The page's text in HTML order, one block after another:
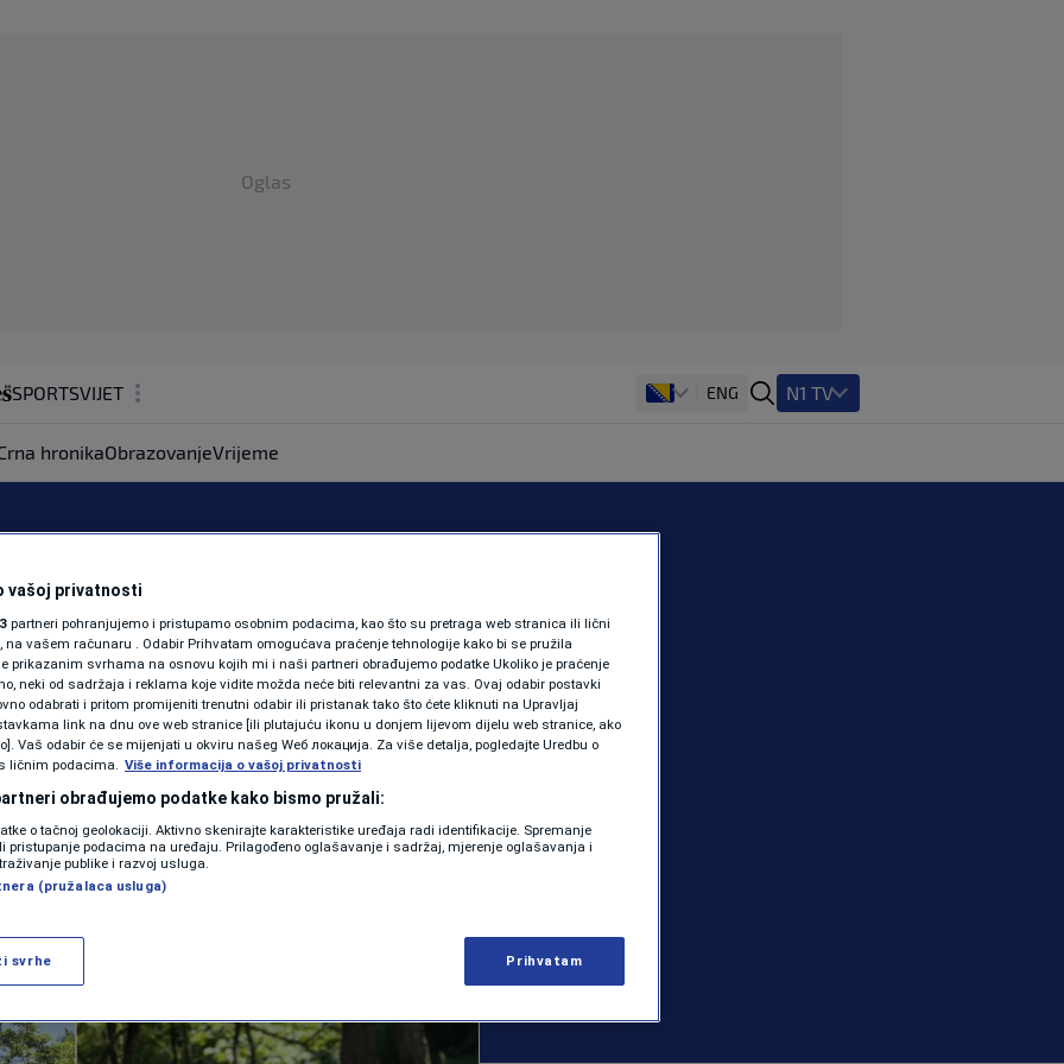
Oglas
SPORTSVIJET
ZDRAVLJE
SHOWBIZ
PODCAST
N1 SPECIJAL
FENOMENI
NEISTRAŽENO
VIRALNO
VIDEO
ENG N1 TV
hronikaObrazovanjeVrijeme
halu za
Donji Vakuf
područja
VIJESTI | 0 komentara
vašoj privatnosti
partneri pohranjujemo i pristupamo osobnim podacima, kao što su pretraga web stranica ili lični
na vašem računaru . Odabir Prihvatam omogućava praćenje tehnologije kako bi se pružila
prikazanim svrhama na osnovu kojih mi i naši partneri obrađujemo podatke Ukoliko je praćenje
neki od sadržaja i reklama koje vidite možda neće biti relevantni za vas. Ovaj odabir postavki
odabrati i pritom promijeniti trenutni odabir ili pristanak tako što ćete kliknuti na Upravljaj
link na dnu ove web stranice [ili plutajuću ikonu u donjem lijevom dijelu web stranice, ako
Vaš odabir će se mijenjati u okviru našeg Wеб локација. Za više detalja, pogledajte Uredbu o
ličnim podacima. Više informacija o vašoj privatnosti
obrađujemo podatke kako bismo pružali:
o tačnoj geolokaciji. Aktivno skenirajte karakteristike uređaja radi identifikacije. Spremanje
pristupanje podacima na uređaju. Prilagođeno oglašavanje i sadržaj, mjerenje oglašavanja i
publike i razvoj usluga.
(pružalaca usluga)
svrhe Prihvatam